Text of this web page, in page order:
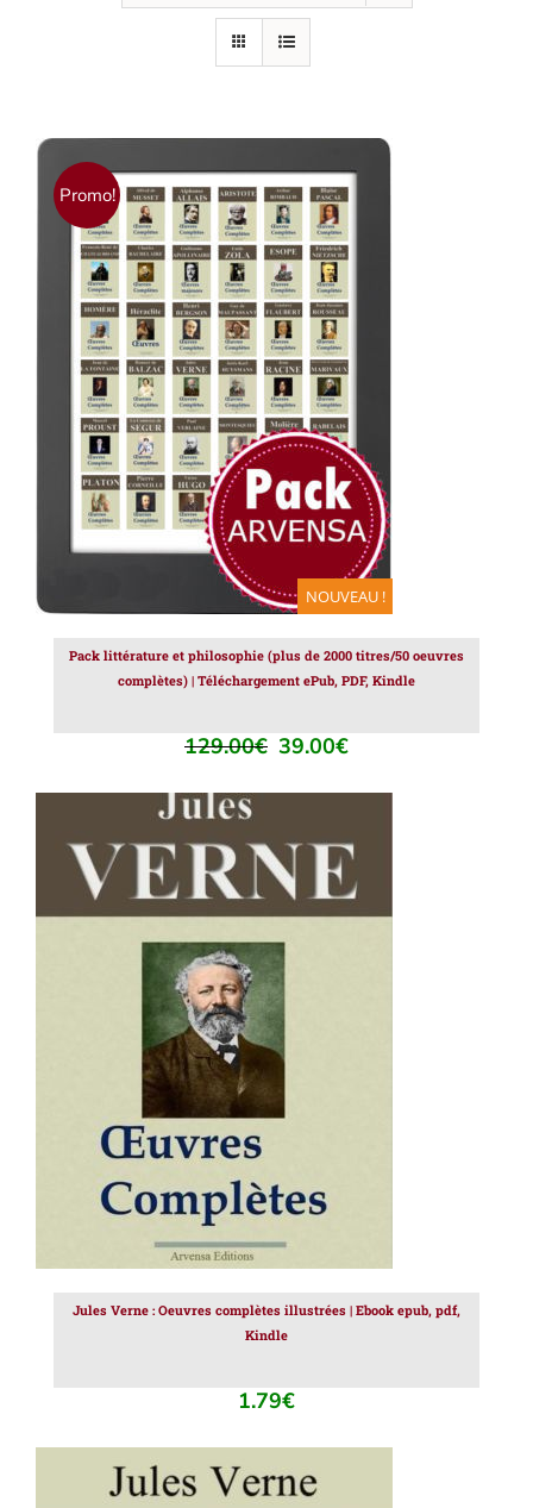
Promo!
NOUVEAU !
AJOUTER AU PANIER / DÉTAILS
Pack littérature et philosophie (plus de 2000 titres/50 oeuvres
complètes) | Téléchargement ePub, PDF, Kindle
129.00€ Le
initial
129.00€.
39.00€Le
actuel
39.00€.
AJOUTER AU PANIER /
Jules Verne : Oeuvres complètes illustrées | Ebook epub, pdf,
Kindle
1.79€